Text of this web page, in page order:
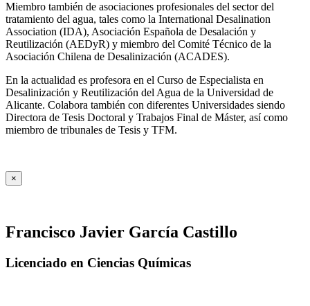
Miembro también de asociaciones profesionales del sector del
tratamiento del agua, tales como la International Desalination
Association (IDA), Asociación Española de Desalación y
Reutilización (AEDyR) y miembro del Comité Técnico de la
Asociación Chilena de Desalinización (ACADES).
En la actualidad es profesora en el Curso de Especialista en
Desalinización y Reutilización del Agua de la Universidad de
Alicante. Colabora también con diferentes Universidades siendo
Directora de Tesis Doctoral y Trabajos Final de Máster, así como
miembro de tribunales de Tesis y TFM.
×
Francisco Javier García Castillo
Licenciado en Ciencias Químicas